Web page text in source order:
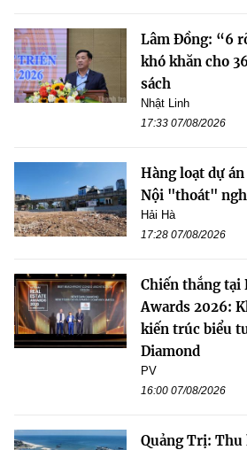
Lâm Đồng: “6
khó khăn cho
sách
Nhật Linh
17:33 07/08/2026
Hàng loạt dự
Nội "thoát"
Hải Hà
17:28 07/08/2026
Chiến thắng tại
Awards 2026:
kiến trúc biểu
Diamond
PV
16:00 07/08/2026
Quảng Trị: